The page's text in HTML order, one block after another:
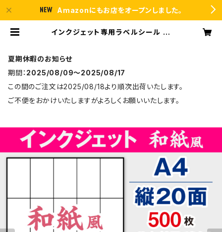
Amazonにもお店をオープンしました。
インクジェット専用ラベルシール 和
夏期休暇のお知らせ
期間： 2025/08/09〜2025/08/17
この間のご注文は2025/08/18より順次出荷いたします。
ご不便をおかけいたしますがよろしくお願いいたします。